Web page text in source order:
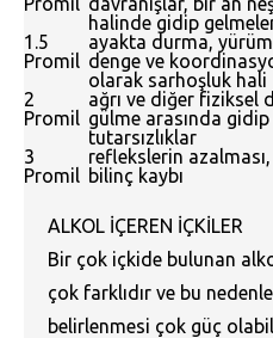
halinde gidip
1.5
Promil
ayakta durma,
denge ve
olarak sarhoşluk hali
2
Promil
ağrı ve diğer fiziksel
gülme arasında
tutarsızlıklar
3
Promil
reflekslerin
bilinç kaybı
ALKOL İÇEREN İÇKİLER
Bir çok içkide bulunan
çok farklıdır ve bu
belirlenmesi çok güç